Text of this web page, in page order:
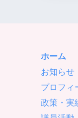
ホーム
お知らせ
プロフィ
政策・実